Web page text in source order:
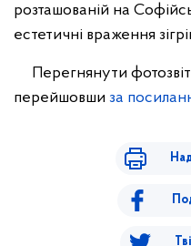
розташованій на
естетичні враження
Перегнянути фотозвіт
перейшовши за